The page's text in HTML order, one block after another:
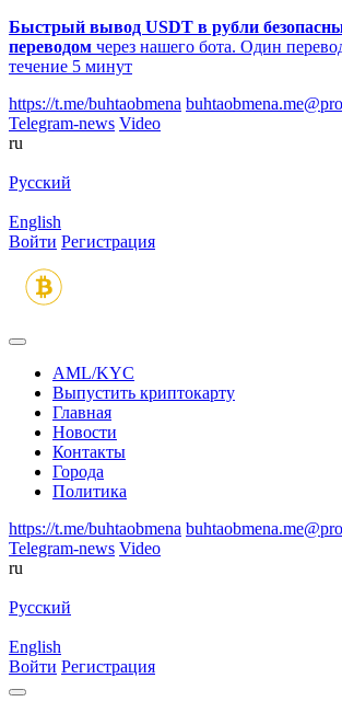
Быстрый вывод USDT в рубли
переводом через нашего бота. Один
течение 5 минут
https://t.me/buhtaobmena
Telegram-news Video
ru
Русский
English
Войти Регистрация
AML/KYC
Выпустить криптокарту
Главная
Новости
Контакты
Города
Политика
https://t.me/buhtaobmena
Telegram-news Video
ru
Русский
English
Войти Регистрация